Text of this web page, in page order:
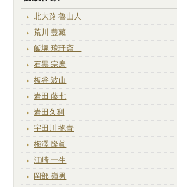
北大路 魯山人
荒川 豊藏
飯塚 琅玕斎
石黒 宗麿
板谷 波山
岩田 藤七
岩田久利
宇田川 抱青
梅澤 隆眞
江崎 一生
岡部 嶺男